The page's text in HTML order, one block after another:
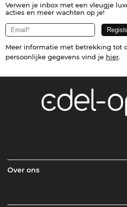
Verwen je inbox met een vleugje
acties en meer wachten op je!
Meer informatie met betrekking tot
persoonlijke gegevens vind je hier.
Over ons